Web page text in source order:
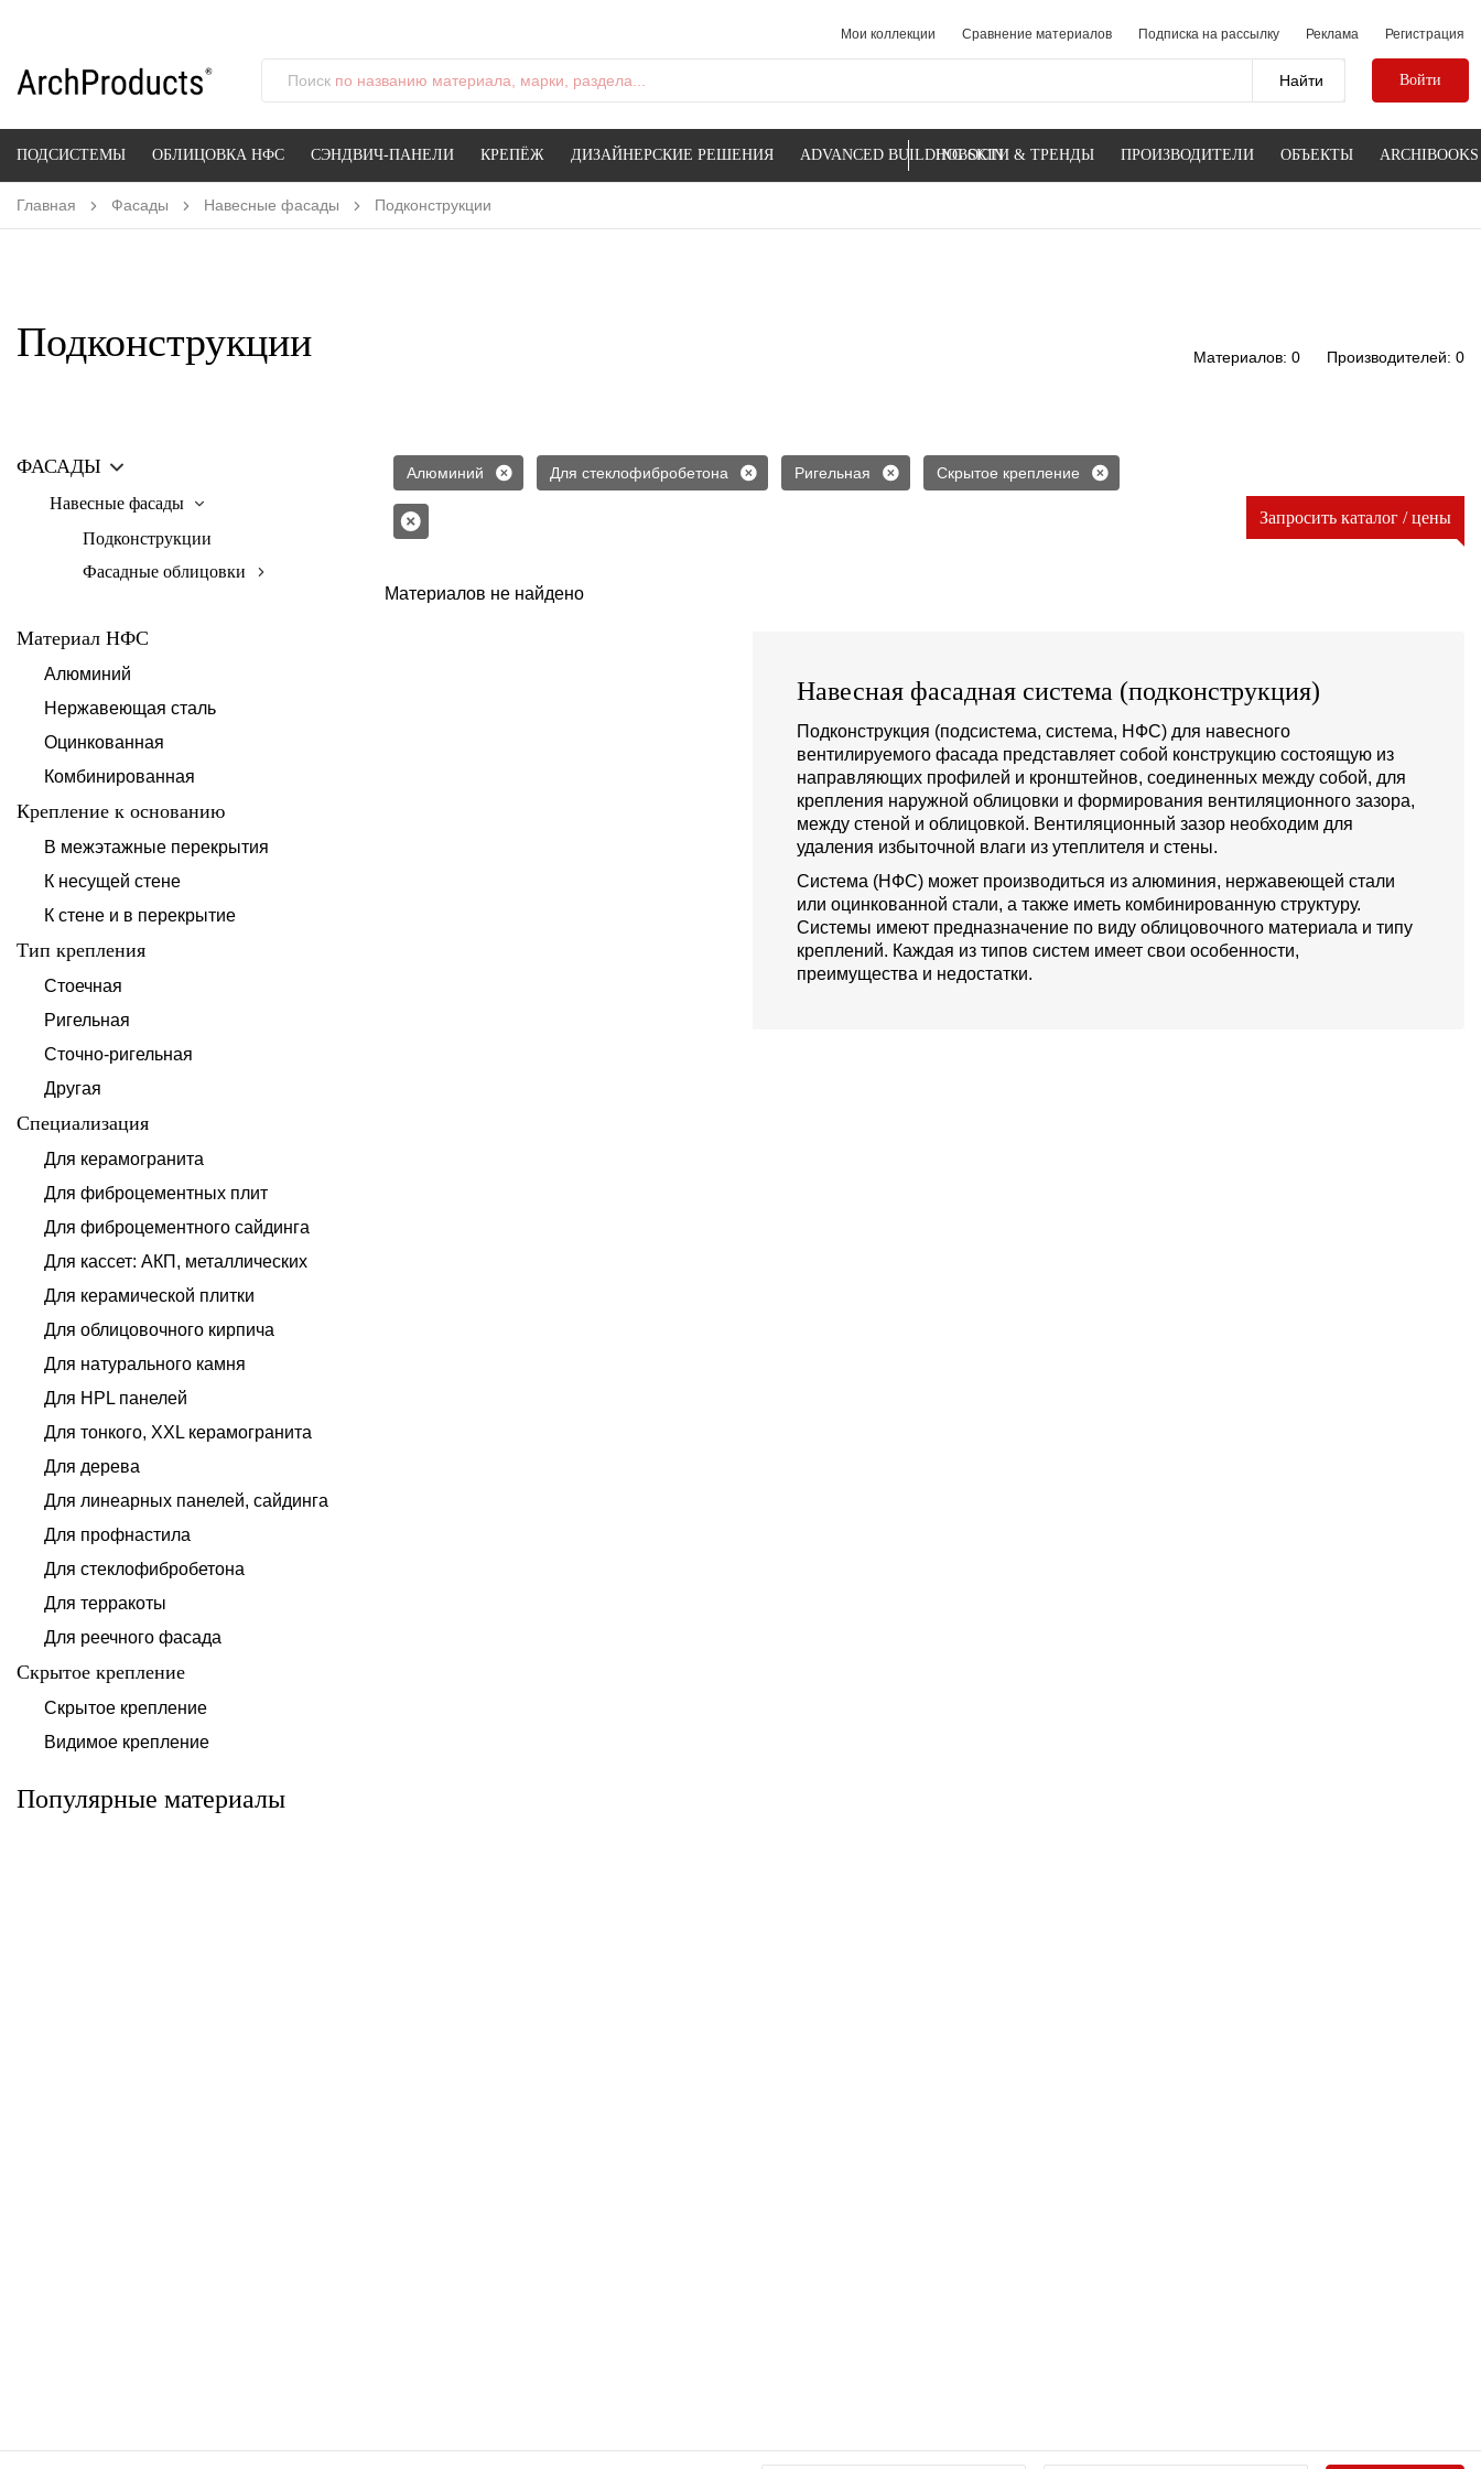
Мои коллекции Сравнение материалов Подписка на рассылку Реклама Регистрация
Поиск по названию материала, марки, раздела... Войти
ПОДСИСТЕМЫ ОБЛИЦОВКА НФС СЭНДВИЧ-ПАНЕЛИ КРЕПЁЖ ДИЗАЙНЕРСКИЕ РЕШЕНИЯ ADVANCED BUILDING SKINНОВОСТИ & ТРЕНДЫ ПРОИЗВОДИТЕЛИ ОБЪЕКТЫ ARCHIBOOKS
Главная Фасады Навесные фасады Подконструкции
Подконструкции Материалов: 0 Производителей: 0
ФАСАДЫ
Навесные фасады
Подконструкции
Фасадные облицовки
Материал НФС
Алюминий
Нержавеющая сталь
Оцинкованная
Комбинированная
Крепление к основанию
В межэтажные перекрытия
К несущей стене
К стене и в перекрытие
Тип крепления
Стоечная
Ригельная
Сточно-ригельная
Другая
Специализация
Для керамогранита
Для фиброцементных плит
Для фиброцементного сайдинга
Для кассет: АКП, металлических
Для керамической плитки
Для облицовочного кирпича
Для натурального камня
Для HPL панелей
Для тонкого, XXL керамогранита
Для дерева
Для линеарных панелей, сайдинга
Для профнастила
Для стеклофибробетона
Для терракоты
Для реечного фасада
Скрытое крепление
Скрытое крепление
Видимое крепление
Популярные материалы
Система для
облицовки
клинкерными
плитками «под
Альтернатива
Альтернатива
Алюминий Для стеклофибробетона Ригельная Скрытое крепление
Запросить каталог / цены
Материалов не найдено
Навесная фасадная система (подконструкция)
Подконструкция (подсистема, система, НФС) для навесного
вентилируемого фасада представляет собой конструкцию состоящую из
направляющих профилей и кронштейнов, соединенных между собой, для
крепления наружной облицовки и формирования вентиляционного зазора,
между стеной и облицовкой. Вентиляционный зазор необходим для
удаления избыточной влаги из утеплителя и стены.
Система (НФС) может производиться из алюминия, нержавеющей стали
или оцинкованной стали, а также иметь комбинированную структуру.
Системы имеют предназначение по виду облицовочного материала и типу
креплений. Каждая из типов систем имеет свои особенности,
преимущества и недостатки.